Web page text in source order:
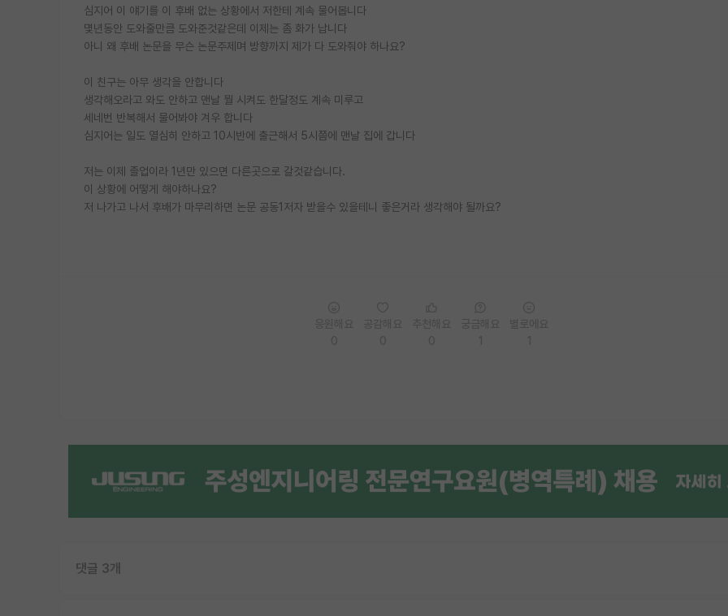
심지어 이 얘기를 이 후배 없는 상황에서 저한테 계속 물어봅니다
몇년동안 도와줄만큼 도와준것같은데 이제는 좀 화가 납니다
아니 왜 후배 논문을 무슨 논문주제며 방향까지 제가 다 도와줘야 하나요?
이 친구는 아무 생각을 안합니다
생각해오라고 와도 안하고 맨날 뭘 시켜도 한달정도 계속 미루고
세네번 반복해서 물어봐야 겨우 합니다
심지어는 일도 열심히 안하고 10시반에 출근해서 5시쯤에 맨날 집에 갑니다
저는 이제 졸업이라 1년만 있으면 다른곳으로 갈것같습니다.
이 상황에 어떻게 해야하나요?
저 나가고 나서 후배가 마무리하면 논문 공동1저자 받을수 있을테니 좋은거라 생각해야 될까요?
댓글 3개